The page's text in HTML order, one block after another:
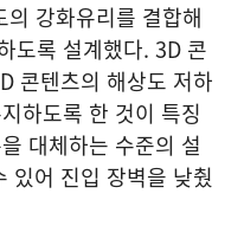
강화유리를 결합해
도록 설계했다. 3D 콘
콘텐츠의 해상도 저하
하도록 한 것이 특징
대체하는 수준의 설
있어 진입 장벽을 낮췄